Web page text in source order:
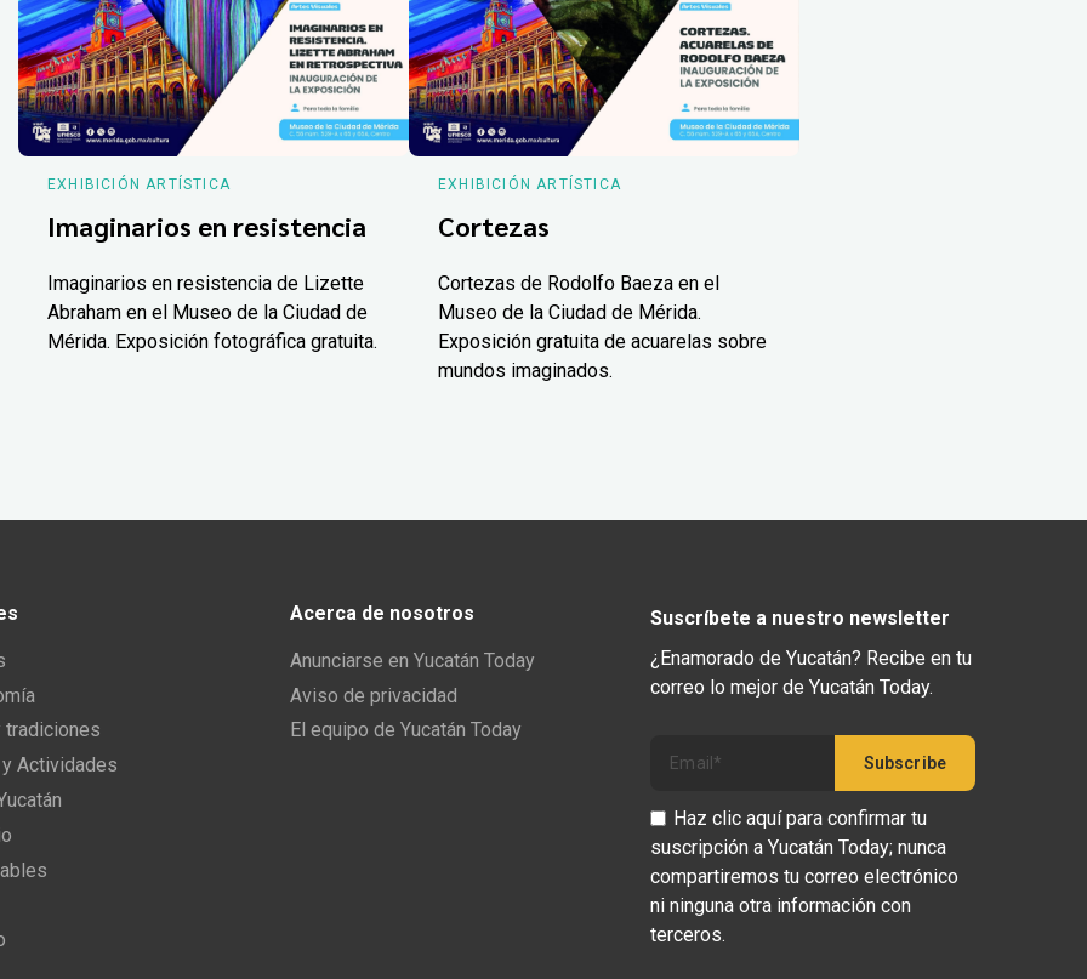
EXHIBICIÓN ARTÍSTICA
Imaginarios en resistencia
Imaginarios en resistencia de Lizette
Abraham en el Museo de la Ciudad de
Mérida. Exposición fotográfica gratuita.
EXHIBICIÓN ARTÍSTICA
Cortezas
Cortezas de Rodolfo Baeza en el
Museo de la Ciudad de Mérida.
Exposición gratuita de acuarelas sobre
mundos imaginados.
tradiciones
Actividades
Acerca de nosotros
Anunciarse en Yucatán Today
Aviso de privacidad
El equipo de Yucatán Today
Suscríbete a nuestro newsletter
¿Enamorado de Yucatán? Recibe en tu
correo lo mejor de Yucatán Today.
Haz clic aquí para confirmar tu
suscripción a Yucatán Today; nunca
compartiremos tu correo electrónico
ni ninguna otra información con
terceros.